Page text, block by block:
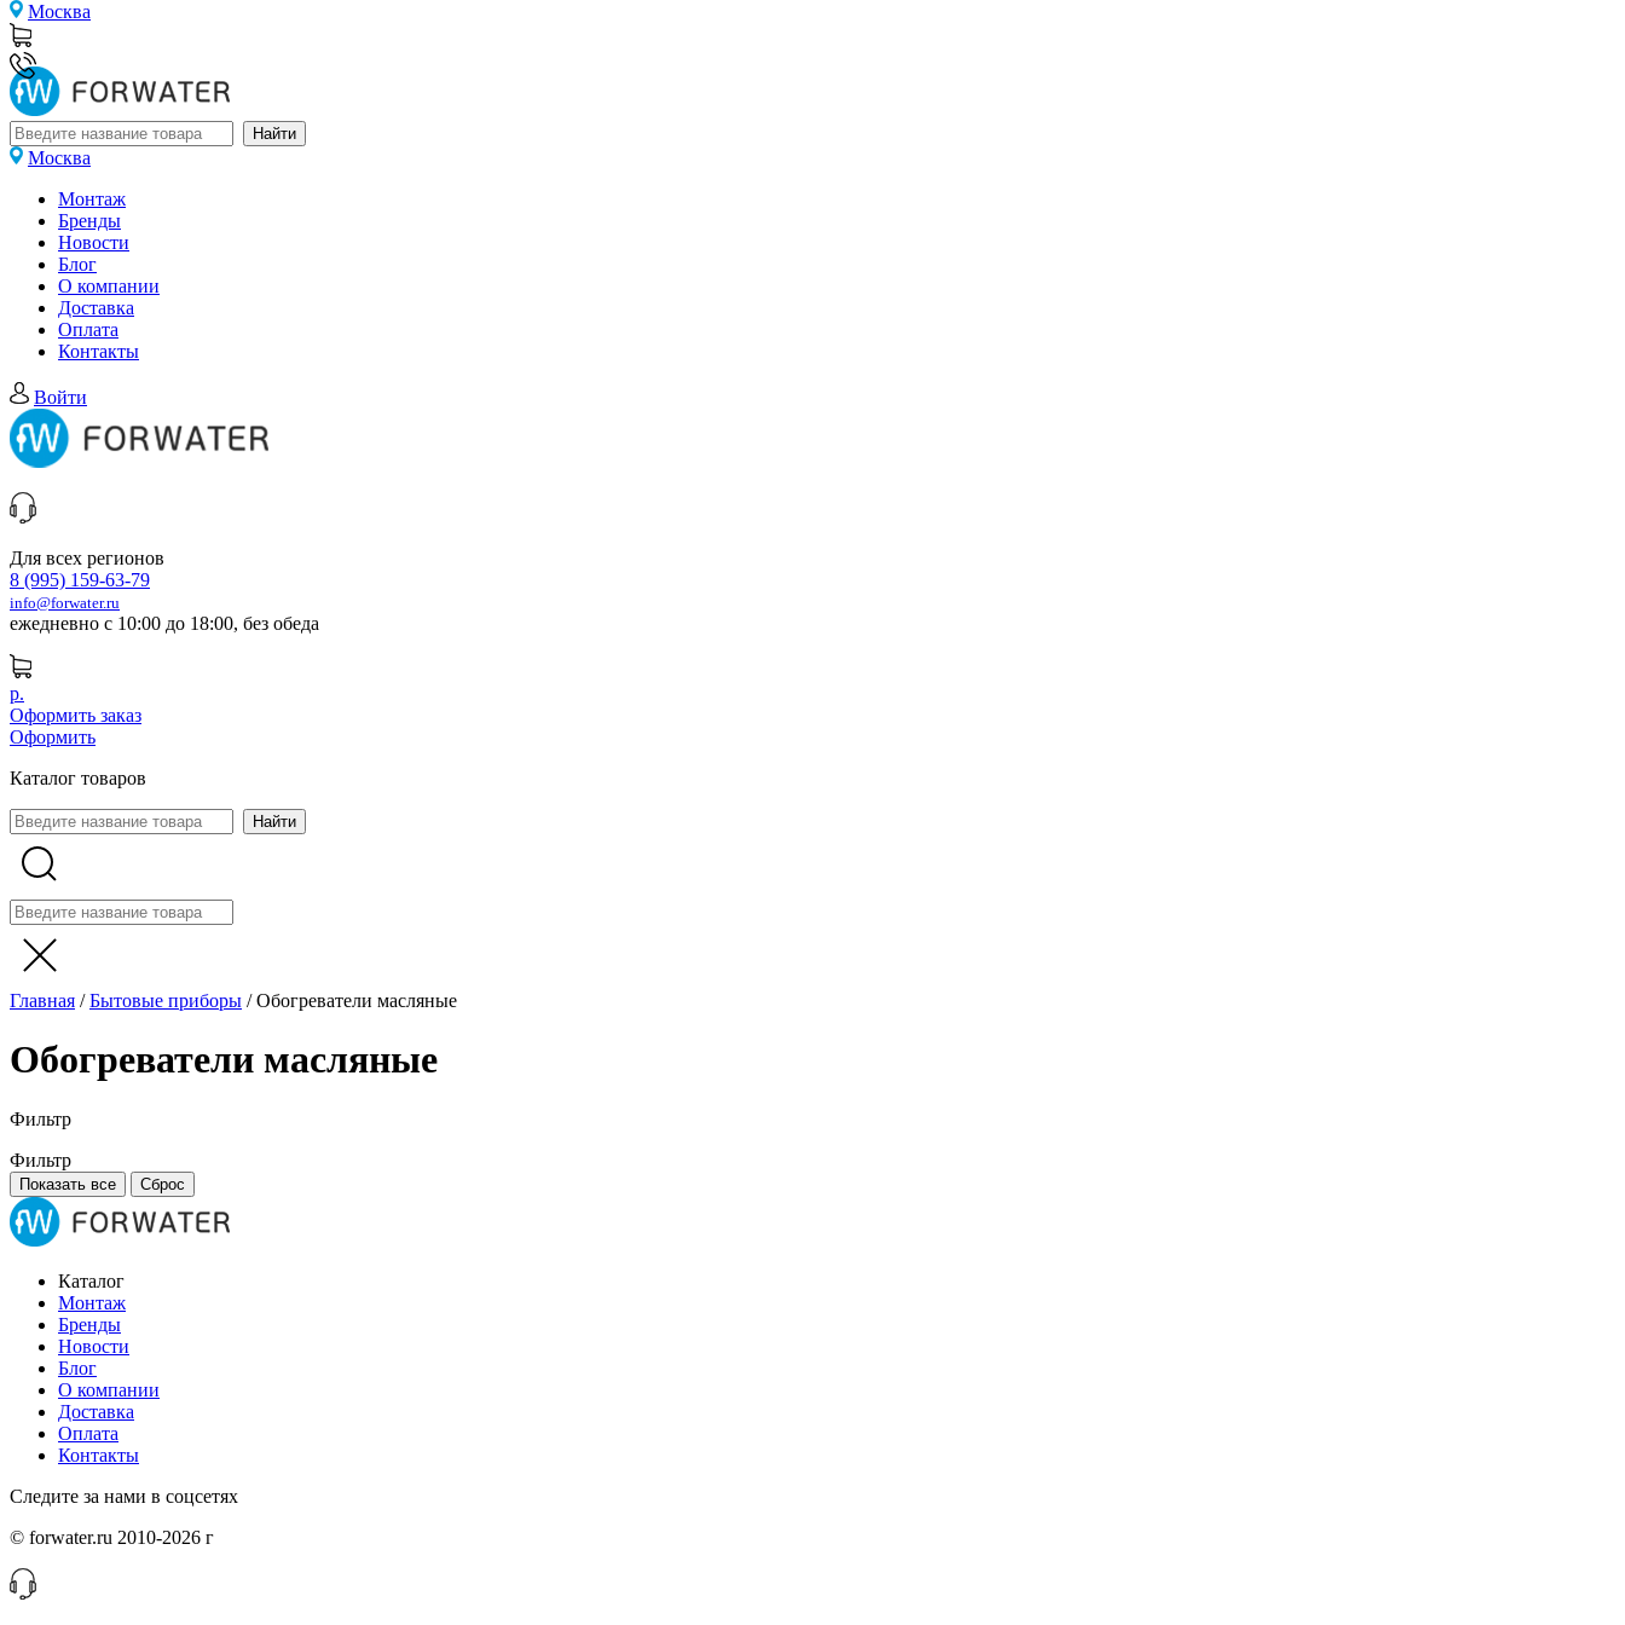
Москва
Москва
Монтаж
Бренды
Новости
Блог
О компании
Доставка
Оплата
Контакты
Войти
Для всех регионов
8 (995) 159-63-79
info@forwater.ru
ежедневно с 10:00 до 18:00, без обеда
р.
Оформить заказ
Оформить
Каталог товаров
Главная /Бытовые приборы /Обогреватели масляные
Обогреватели масляные
Фильтр
Фильтр
Показать все Сброс
Каталог
Монтаж
Бренды
Новости
Блог
О компании
Доставка
Оплата
Контакты
Следите за нами в соцсетях
© forwater.ru 2010-2026 г